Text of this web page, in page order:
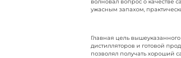
волновал вопрос о качестве
ужасным запахом,
Главная цель
дистилляторов и готовой
позволял получать хороший